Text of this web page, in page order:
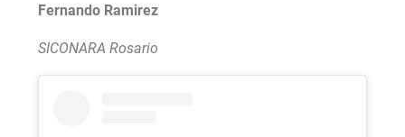
Fernando Ramirez
SICONARA Rosario